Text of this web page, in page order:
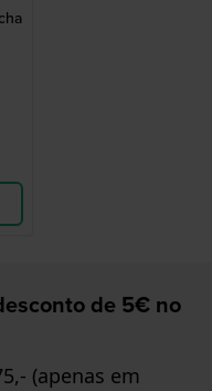
de 5€ no
(apenas em